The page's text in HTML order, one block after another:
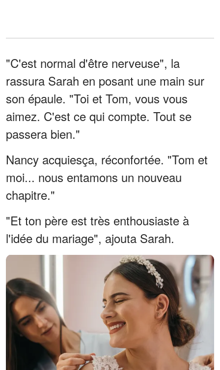
"C'est normal d'être nerveuse", la
rassura Sarah en posant une main sur
son épaule. "Toi et Tom, vous vous
aimez. C'est ce qui compte. Tout se
passera bien."
Nancy acquiesça, réconfortée. "Tom et
moi... nous entamons un nouveau
chapitre."
"Et ton père est très enthousiaste à
l'idée du mariage", ajouta Sarah.